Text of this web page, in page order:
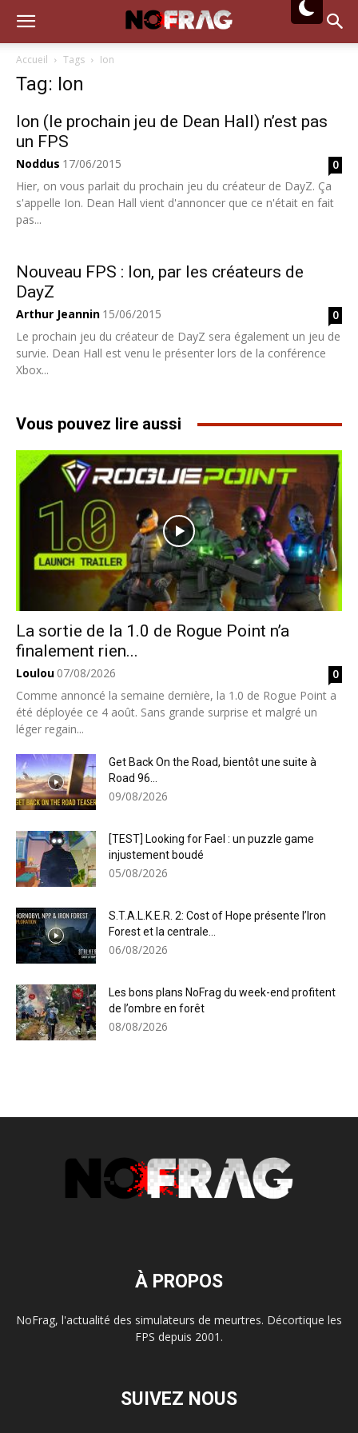
Accueil Tags Ion
Tag: Ion
Ion (le prochain jeu de Dean Hall) n’est pas
un FPS
Noddus 17/06/2015
0
Hier, on vous parlait du prochain jeu du créateur de DayZ. Ça
s'appelle Ion. Dean Hall vient d'annoncer que ce n'était en fait
pas...
Nouveau FPS : Ion, par les créateurs de
DayZ
Arthur Jeannin 15/06/2015
0
Le prochain jeu du créateur de DayZ sera également un jeu de
survie. Dean Hall est venu le présenter lors de la conférence
Xbox...
Vous pouvez lire aussi
La sortie de la 1.0 de Rogue Point n’a
finalement rien...
Loulou 07/08/2026
0
Comme annoncé la semaine dernière, la 1.0 de Rogue Point a
été déployée ce 4 août. Sans grande surprise et malgré un
léger regain...
Get Back On the Road, bientôt une suite à
Road 96...
09/08/2026
[TEST] Looking for Fael : un puzzle game
injustement boudé
05/08/2026
S.T.A.L.K.E.R. 2: Cost of Hope présente l’Iron
Forest et la centrale...
06/08/2026
Les bons plans NoFrag du week-end profitent
de l’ombre en forêt
08/08/2026
À PROPOS
NoFrag, l'actualité des simulateurs de meurtres. Décortique les
FPS depuis 2001.
SUIVEZ NOUS